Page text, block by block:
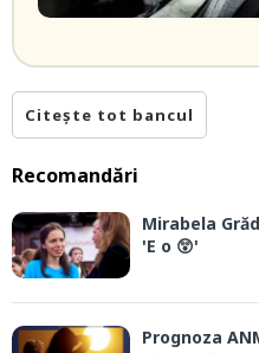
Citește tot bancul
Recomandări
Mirabela
'E o 😲'
Prognoza